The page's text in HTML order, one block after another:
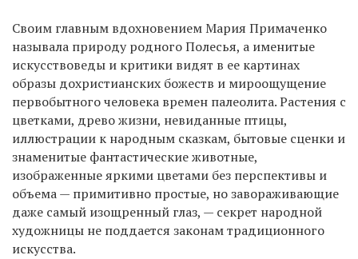
Своим главным вдохновением Мария Примаченко
называла природу родного Полесья, а именитые
искусствоведы и критики видят в ее картинах
образы дохристианских божеств и мироощущение
первобытного человека времен палеолита. Растения с
цветками, древо жизни, невиданные птицы,
иллюстрации к народным сказкам, бытовые сценки и
знаменитые фантастические животные,
изображенные яркими цветами без перспективы и
объема — примитивно простые, но завораживающие
даже самый изощренный глаз, — секрет народной
художницы не поддается законам традиционного
искусства.